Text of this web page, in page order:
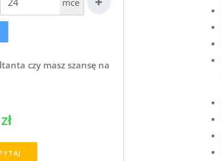
mce
czy masz szansę na